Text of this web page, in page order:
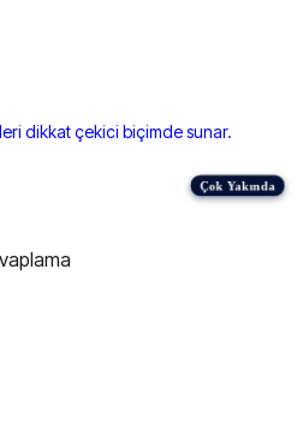
dikkat çekici biçimde sunar.